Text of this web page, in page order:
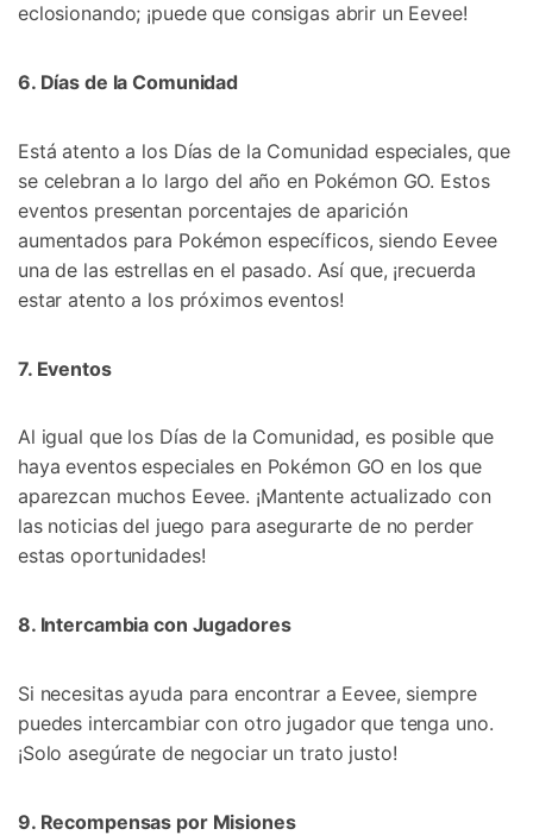
eclosionando; ¡puede que consigas abrir un Eevee!󠀲󠀡󠀨󠀠󠀢󠀣󠀣󠀡󠀤
6. Días de la Comunidad󠀲󠀡󠀨󠀠󠀢󠀣󠀣󠀡󠀥
Está atento a los Días de la Comunidad especiales, que
se celebran a lo largo del año en Pokémon GO.󠀲󠀡󠀨󠀠󠀢󠀣󠀣󠀡󠀦󠀳󠀰 Estos
eventos presentan porcentajes de aparición
aumentados para Pokémon específicos, siendo Eevee
una de las estrellas en el pasado.󠀲󠀡󠀨󠀠󠀢󠀣󠀣󠀡󠀧󠀳 Así que, ¡recuerda
estar atento a los próximos eventos!󠀲󠀡󠀨󠀠󠀢󠀣󠀣󠀡󠀨󠀳
7. Eventos󠀲󠀡󠀨󠀠󠀢󠀣󠀣󠀡󠀩󠀳
Al igual que los Días de la Comunidad, es posible que
haya eventos especiales en Pokémon GO en los que
aparezcan muchos Eevee.󠀲󠀡󠀨󠀠󠀢󠀣󠀣󠀢󠀠󠀳󠀰 ¡Mantente actualizado con
las noticias del juego para asegurarte de no perder
estas oportunidades!󠀲󠀡󠀨󠀠󠀢󠀣󠀣󠀢󠀡󠀳
8. Intercambia con Jugadores
Si necesitas ayuda para encontrar a Eevee, siempre
puedes intercambiar con otro jugador que tenga uno.󠀲󠀡󠀨󠀠󠀢󠀣󠀣󠀢󠀣󠀳󠀰
¡Solo asegúrate de negociar un trato justo!
9. Recompensas󠀲󠀡󠀨󠀠󠀢󠀣󠀣󠀢󠀥󠀳 por Misiones